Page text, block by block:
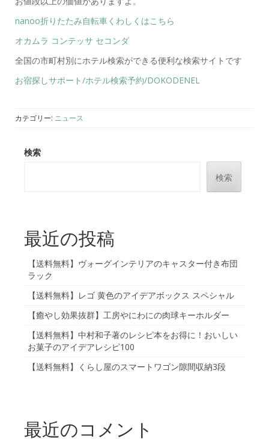
nanoo折りたたみ自転車くわしくはこちら
オカムラ コンテッサ セコンダ
全国の市町村別にホテル検索ができる便利な検索サイトです
お宿探しサポート/ホテル検索予約/DOKODENEL
カテゴリー: ニュース
検索
検索
最近の投稿
【送料無料】ヴォーグインテリアのキャスター付き布団
ラック
【送料無料】レゴ 黄色のアイデアボックス スペシャル
【癒やし効果抜群】工房やにわにの肉球キーホルダー
【送料無料】中村和子著のレシピ本をお得に！おいしい
お菓子のアイデアレシピ100
【送料無料】くらし屋のスマートワゴン隙間収納3段
最近のコメント